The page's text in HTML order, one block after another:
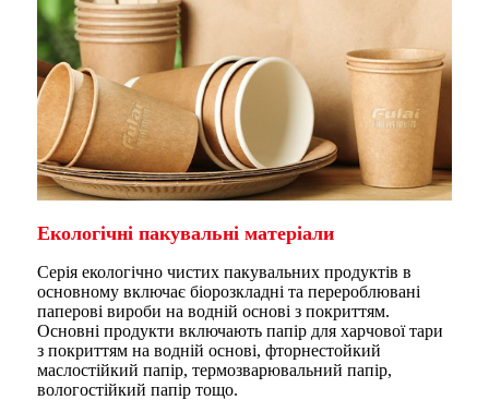
Екологічні пакувальні матеріали
Серія екологічно чистих пакувальних продуктів в
основному включає біорозкладні та перероблювані
паперові вироби на водній основі з покриттям.
Основні продукти включають папір для харчової тари
з покриттям на водній основі, фторнестойкий
маслостійкий папір, термозварювальний папір,
вологостійкий папір тощо.